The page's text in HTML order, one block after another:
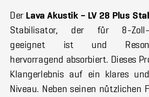
Der Lava Akustik – LV 28 Plus
Stabilisator, der für 8-Zoll-
geeignet ist und
hervorragend absorbiert. Dieses
Klangerlebnis auf ein klares
Niveau. Neben seinen nützlichen